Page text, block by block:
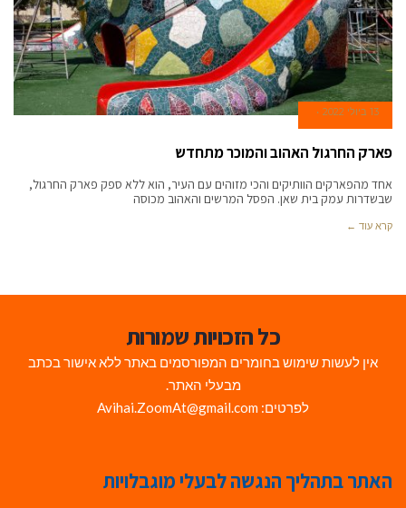
13 ביולי 2022
פארק החרגול האהוב והמוכר מתחדש
אחד מהפארקים הוותיקים והכי מזוהים עם העיר, הוא ללא ספק פארק החרגול,
שבשדרות עמק בית שאן. הפסל המרשים והאהוב מכוסה
קרא עוד ←
כל הזכויות שמורות
אין לעשות שימוש בחומרים המפורסמים באתר ללא אישור בכתב
מבעלי האתר.
לפרטים: Avihai.ZoomAt@gmail.com
האתר בתהליך הנגשה לבעלי מוגבלויות